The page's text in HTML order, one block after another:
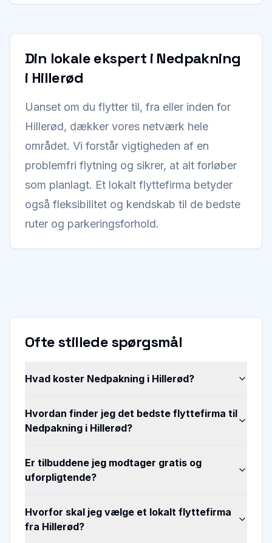
Din lokale ekspert i Nedpakning
i Hillerød
Uanset om du flytter til, fra eller inden for
Hillerød, dækker vores netværk hele
området. Vi forstår vigtigheden af en
problemfri flytning og sikrer, at alt forløber
som planlagt. Et lokalt flyttefirma betyder
også fleksibilitet og kendskab til de bedste
ruter og parkeringsforhold.
Ofte stillede spørgsmål
Hvad koster Nedpakning i Hillerød?
Hvordan finder jeg det bedste flyttefirma til
Nedpakning i Hillerød?
Er tilbuddene jeg modtager gratis og
uforpligtende?
Hvorfor skal jeg vælge et lokalt flyttefirma
fra Hillerød?